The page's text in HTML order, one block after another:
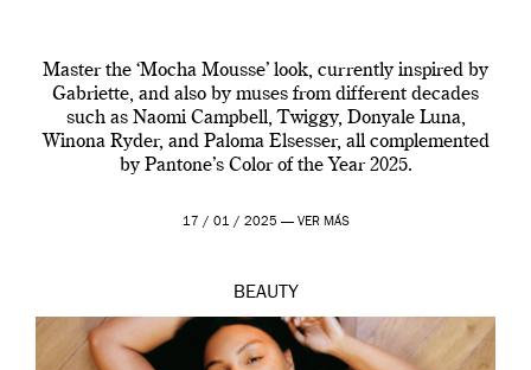
Master the ‘Mocha Mousse’ look, currently inspired by
Gabriette, and also by muses from different decades
such as Naomi Campbell, Twiggy, Donyale Luna,
Winona Ryder, and Paloma Elsesser, all complemented
by Pantone’s Color of the Year 2025.
17 / 01 / 2025 — VER MÁS
BEAUTY